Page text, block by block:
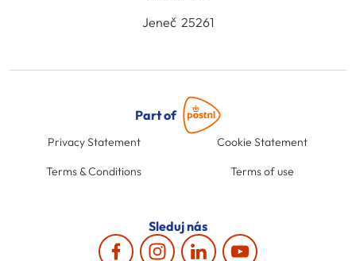
Jeneč 25261
Part of
Privacy Statement Cookie Statement
Terms & Conditions Terms of use
Sleduj nás